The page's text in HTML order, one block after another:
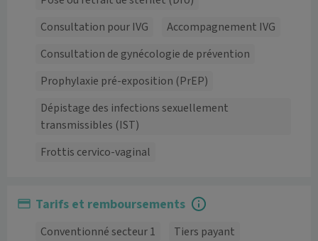
Consultation pour IVG
Accompagnement IVG
Consultation de gynécologie de prévention
Prophylaxie pré-exposition (PrEP)
Dépistage des infections sexuellement
transmissibles (IST)
Frottis cervico-vaginal
Tarifs et remboursements
Conventionné secteur 1
Tiers payant